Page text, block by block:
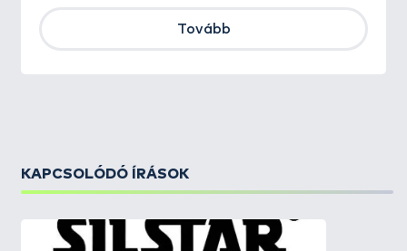
Tovább
KAPCSOLÓDÓ ÍRÁSOK